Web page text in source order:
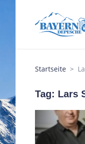
Startseite
Tag: Lars